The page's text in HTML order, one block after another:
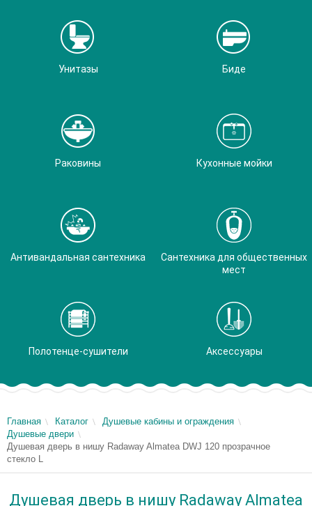
Унитазы Биде
Раковины Кухонные мойки
Антивандальная сантехника
Сантехника для общественных
мест
Полотенце-сушители Аксессуары
Главная Каталог
Душевые кабины и ограждения
Душевые двери
Душевая дверь в нишу Radaway Almatea DWJ 120 прозрачное
стекло L
Душевая дверь в нишу Radaway Almatea